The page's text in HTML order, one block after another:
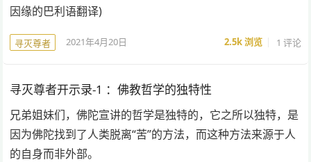
因缘的巴利语翻译)
寻灭尊者 2021年4月20日 2.5k浏览 1 评论
寻灭尊者开示录-1 ：佛教哲学的独特性
兄弟姐妹们，佛陀宣讲的哲学是独特的，它之所以独特，是
因为佛陀找到了人类脱离“苦”的方法，而这种方法来源于人
的自身而非外部。